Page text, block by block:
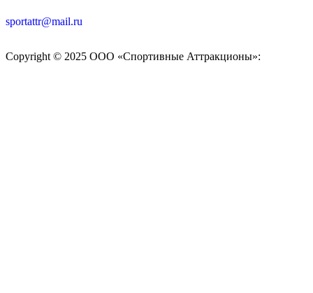
sportattr@mail.ru
Copyright © 2025 ООО «Спортивные Аттракционы»: